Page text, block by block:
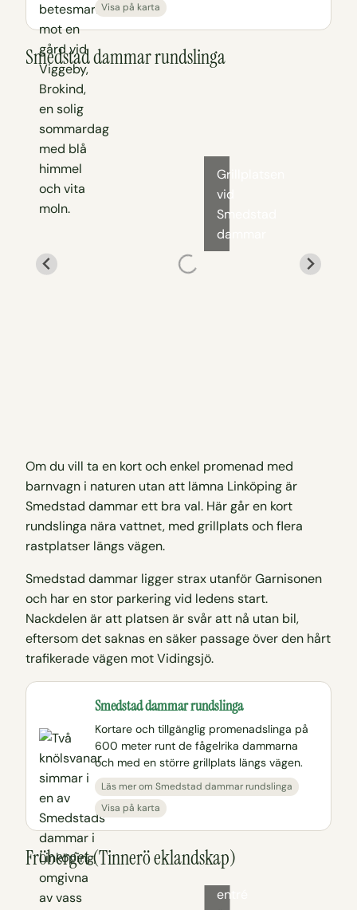
Visa på karta
Smedstad dammar rundslinga
Grillplatsen
vid
Smedstad
dammar
Om du vill ta en kort och enkel promenad med
barnvagn i naturen utan att lämna Linköping är
Smedstad dammar ett bra val. Här går en kort
rundslinga nära vattnet, med grillplats och flera
rastplatser längs vägen.
Smedstad dammar ligger strax utanför Garnisonen
och har en stor parkering vid ledens start.
Nackdelen är att platsen är svår att nå utan bil,
eftersom det saknas en säker passage över den hårt
trafikerade vägen mot Vidingsjö.
Smedstad dammar rundslinga
Kortare och tillgänglig promenadslinga på
600 meter runt de fågelrika dammarna
och med en större grillplats längs vägen.
Läs mer om Smedstad dammar rundslinga
Visa på karta
Fröberget (Tinnerö eklandskap)
entré